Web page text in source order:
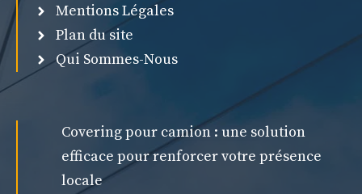
Mentions Légales
Plan du site
Qui Sommes-Nous
Covering pour camion : une solution
efficace pour renforcer votre présence
locale